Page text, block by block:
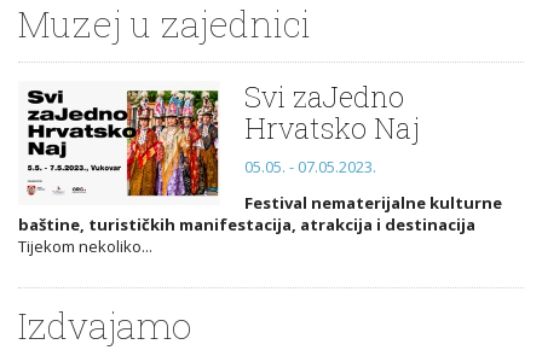
Muzej u zajednici
Svi zaJedno
Hrvatsko Naj
05.05. - 07.05.2023.
Festival nematerijalne kulturne
baštine, turističkih manifestacija, atrakcija i destinacija
Tijekom nekoliko...
Izdvajamo